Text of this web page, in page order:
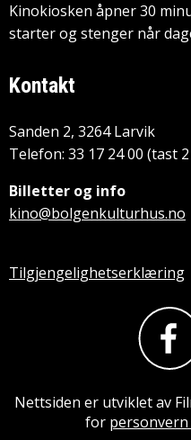
Kinokiosken åpner 30
starter og stenger når
Kontakt
Sanden 2, 3264 Larvik
Telefon: 33 17 24 00 (tast
Billetter og info
kino@bolgenkulturhus.no
Tilgjengelighetserklæring
Nettsiden er utviklet av
for